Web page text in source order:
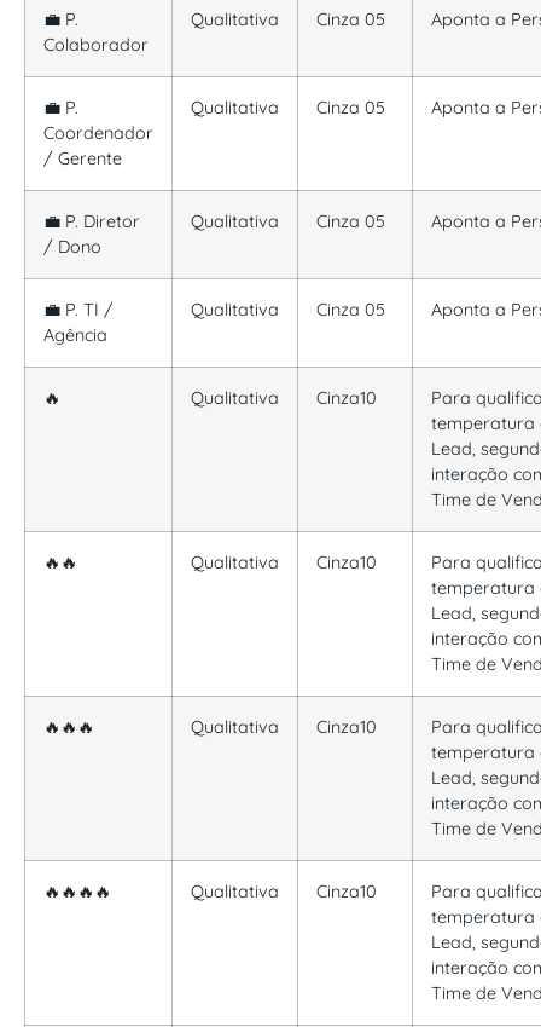
💼 P.
Colaborador
Qualitativa Cinza 05 Aponta a
💼 P.
Coordenador
/ Gerente
Qualitativa Cinza 05 Aponta a
💼 P. Diretor
/ Dono
Qualitativa Cinza 05 Aponta a
💼 P. TI /
Agência
Qualitativa Cinza 05 Aponta a
🔥 Qualitativa Cinza10
Para
temperatura
Lead,
interação
Time de
🔥🔥 Qualitativa Cinza10
Para
temperatura
Lead,
interação
Time de
🔥🔥🔥 Qualitativa Cinza10
Para
temperatura
Lead,
interação
Time de
🔥🔥🔥🔥 Qualitativa Cinza10
Para
temperatura
Lead,
interação
Time de